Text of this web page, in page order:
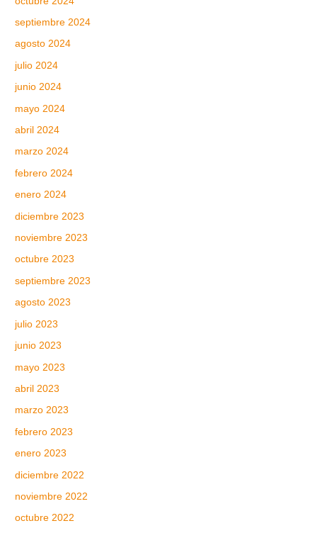
septiembre 2024
agosto 2024
julio 2024
junio 2024
mayo 2024
abril 2024
marzo 2024
febrero 2024
enero 2024
diciembre 2023
noviembre 2023
octubre 2023
septiembre 2023
agosto 2023
julio 2023
junio 2023
mayo 2023
abril 2023
marzo 2023
febrero 2023
enero 2023
diciembre 2022
noviembre 2022
octubre 2022